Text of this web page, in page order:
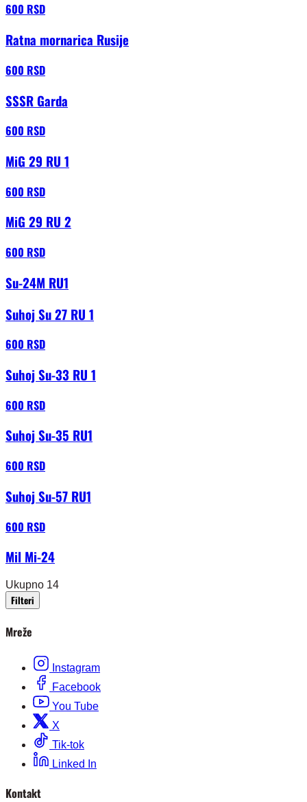
600 RSD
Ratna mornarica Rusije
600 RSD
SSSR Garda
600 RSD
MiG 29 RU 1
600 RSD
MiG 29 RU 2
600 RSD
Su-24M RU1
Suhoj Su 27 RU 1
600 RSD
Suhoj Su-33 RU 1
600 RSD
Suhoj Su-35 RU1
600 RSD
Suhoj Su-57 RU1
600 RSD
Mil Mi-24
Ukupno 14
Filteri
Mreže
Instagram
Facebook
You Tube
X
Tik-tok
Linked In
Kontakt